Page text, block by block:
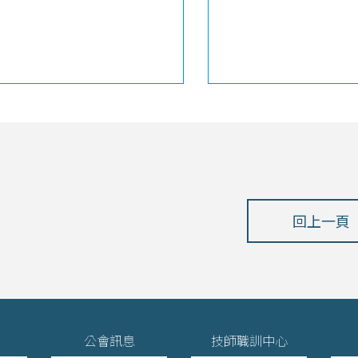
回上一頁
公會訊息 技師職訓中心